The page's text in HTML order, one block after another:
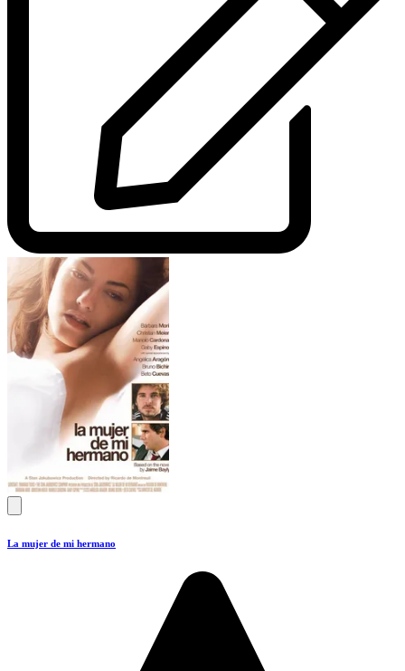
La mujer de mi hermano